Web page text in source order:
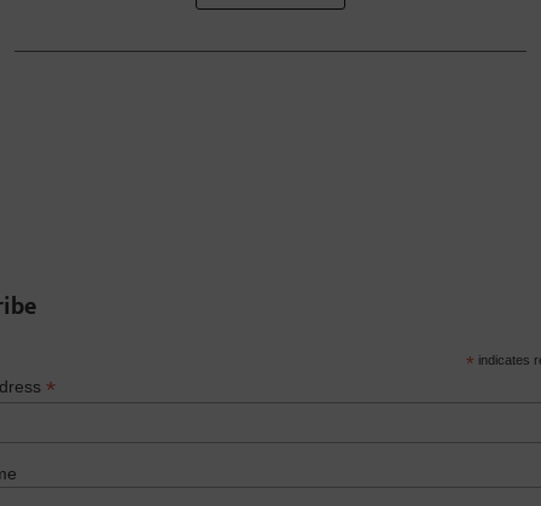
* indicates
*